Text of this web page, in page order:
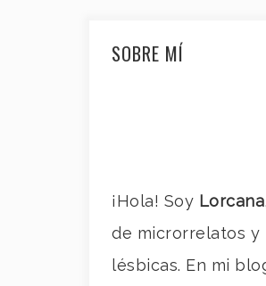
SOBRE MÍ
¡Hola! Soy Lorcana
de microrrelatos y
lésbicas. En mi